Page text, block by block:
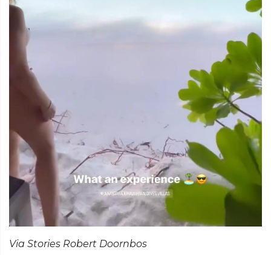
Via Stories Robert Doornbos